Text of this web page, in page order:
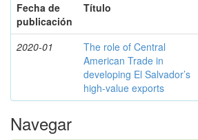
Fecha de
publicación
Título
2020-01
The role of Central
American Trade in
developing El Salvador’s
high-value exports
Navegar